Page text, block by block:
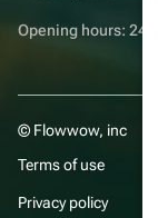
Opening hours: 24/7
© Flowwow, inc
Terms of use
Privacy policy